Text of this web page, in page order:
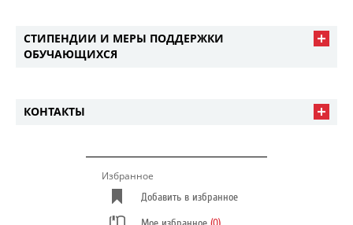
СТИПЕНДИИ И МЕРЫ ПОДДЕРЖКИ
ОБУЧАЮЩИХСЯ
КОНТАКТЫ
Избранное
Добавить в избранное